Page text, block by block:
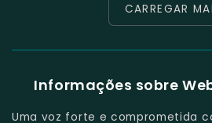
CARREGAR
Informações sobre
Uma voz forte e comprometida